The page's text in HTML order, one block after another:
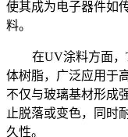
使其成为电子器件如
料。
在UV涂料方面，
体树脂，广泛应用于
不仅与玻璃基材形成
止脱落或变色，同时
久性。